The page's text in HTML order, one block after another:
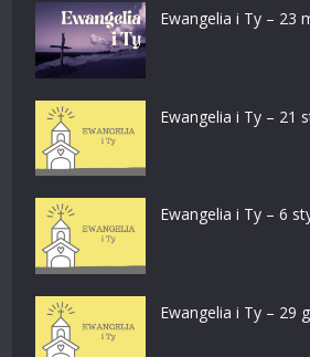
Ewangelia i Ty – 23
Ewangelia i Ty – 21
Ewangelia i Ty – 6
Ewangelia i Ty – 29